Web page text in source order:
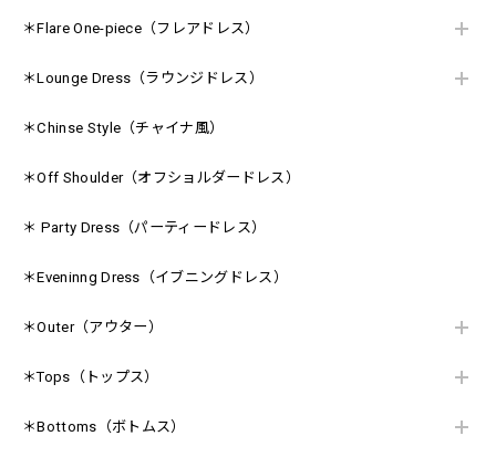
＊Flare One-piece（フレアドレス）
＊Lounge Dress（ラウンジドレス）
＊Chinse Style（チャイナ風）
＊Off Shoulder（オフショルダードレス）
＊ Party Dress（パーティードレス）
＊Eveninng Dress（イブニングドレス）
＊Outer（アウター）
＊Tops（トップス）
＊Bottoms（ボトムス）